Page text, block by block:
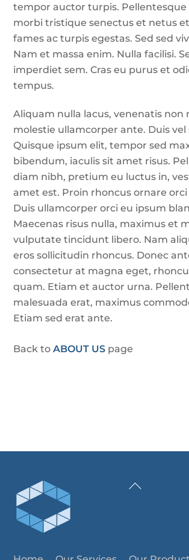
tempor auctor turpis.
morbi tristique senectus et netus
fames ac turpis egestas. Sed sed
Nam et massa enim. Nulla facilisi.
imperdiet sem. Cras eu purus et
tempus.
Aliquam nulla lacus, venenatis non
molestie ullamcorper ante. Duis vel
Quisque ipsum elit, tempor sed
bibendum, iaculis sit amet risus.
diam nibh, pretium eu luctus in,
amet est. Proin rhoncus ornare
Duis ullamcorper orci eu ipsum
Maecenas risus nulla, maximus et
vulputate tincidunt libero. Nam
eros sollicitudin rhoncus. Donec
consectetur at magna eget,
quam. Etiam et auctor urna.
malesuada erat, maximus
Etiam sed erat ante.
Back toABOUT US page
Back